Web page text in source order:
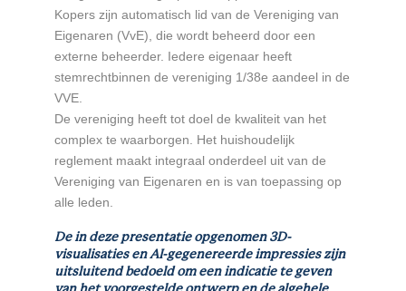
Kopers zijn automatisch lid van de Vereniging van
Eigenaren (VvE), die wordt beheerd door een
externe beheerder. Iedere eigenaar heeft
stemrechtbinnen de vereniging 1/38e aandeel in de
VVE.
De vereniging heeft tot doel de kwaliteit van het
complex te waarborgen. Het huishoudelijk
reglement maakt integraal onderdeel uit van de
Vereniging van Eigenaren en is van toepassing op
alle leden.
De in deze presentatie opgenomen 3D-
visualisaties en AI-gegenereerde impressies zijn
uitsluitend bedoeld om een indicatie te geven